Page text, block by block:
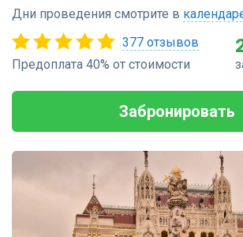
Дни проведения смотрите в
377 отзывов
Предоплата 40% от стоимости
Забронировать